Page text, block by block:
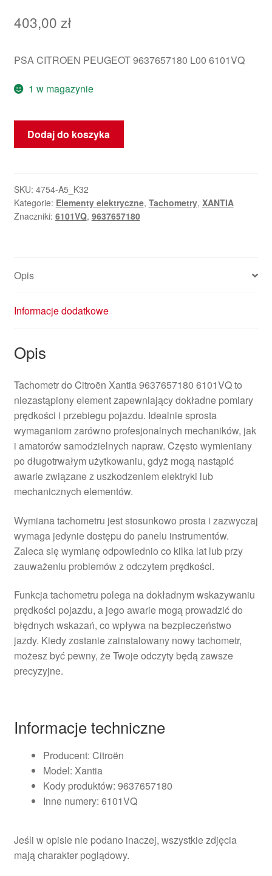
403,00 zł
PSA CITROEN PEUGEOT 9637657180 L00 6101VQ
1 w magazynie
ilość
Tachometr
9637657180
6101VQ
Dodaj do koszyka
SKU: 4754-A5_K32
Kategorie: Elementy elektryczne, Tachometry, XANTIA
Znaczniki: 6101VQ, 9637657180
Opis
Informacje dodatkowe
Opis
Tachometr do Citroën Xantia 9637657180 6101VQ to
niezastąpiony element zapewniający dokładne pomiary
prędkości i przebiegu pojazdu. Idealnie sprosta
wymaganiom zarówno profesjonalnych mechaników, jak
i amatorów samodzielnych napraw. Często wymieniany
po długotrwałym użytkowaniu, gdyż mogą nastąpić
awarie związane z uszkodzeniem elektryki lub
mechanicznych elementów.
Wymiana tachometru jest stosunkowo prosta i zazwyczaj
wymaga jedynie dostępu do panelu instrumentów.
Zaleca się wymianę odpowiednio co kilka lat lub przy
zauważeniu problemów z odczytem prędkości.
Funkcja tachometru polega na dokładnym wskazywaniu
prędkości pojazdu, a jego awarie mogą prowadzić do
błędnych wskazań, co wpływa na bezpieczeństwo
jazdy. Kiedy zostanie zainstalowany nowy tachometr,
możesz być pewny, że Twoje odczyty będą zawsze
precyzyjne.
Informacje techniczne
Producent: Citroën
Model: Xantia
Kody produktów: 9637657180
Inne numery: 6101VQ
Jeśli w opisie nie podano inaczej, wszystkie zdjęcia
mają charakter poglądowy.